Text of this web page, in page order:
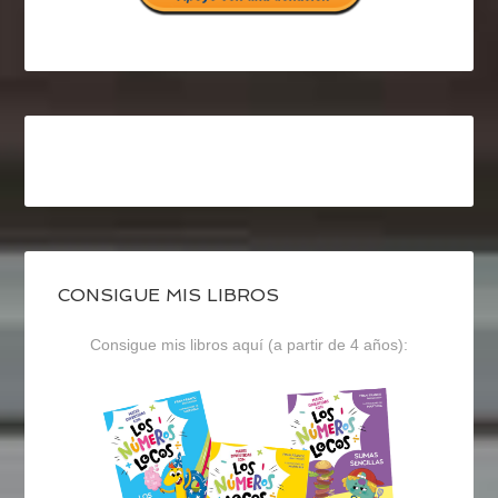
CONSIGUE MIS LIBROS
Consigue mis libros aquí (a partir de 4 años):